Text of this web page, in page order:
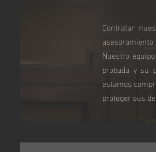
Contratar
Nuestro
probada y su
estamos
proteger sus